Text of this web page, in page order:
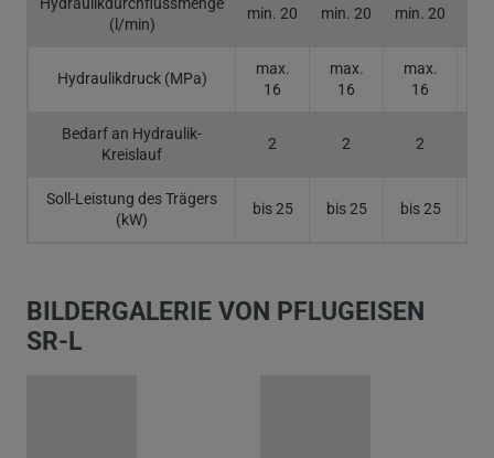
(l/min)
min. 20 min. 20 min. 20
Hydraulikdruck (MPa)
max.
16
max.
16
max.
16
Bedarf an Hydraulik-
Kreislauf
2 2 2
Soll-Leistung des Trägers
(kW)
bis 25 bis 25 bis 25
BILDERGALERIE VON PFLUGEISEN
SR-L